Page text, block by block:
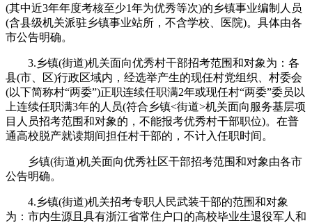
(其中近3年年度考核至少1年为优秀等次)的乡镇事业编制人员
(含县级机关派驻乡镇事业站所，不含学校、医院)。具体由各
市公告明确。
3.乡镇(街道)机关面向优秀村干部招考范围和对象为：各
县(市、区)行政区域内，经选举产生的现任村党组织、村委会
(以下简称村“两委”)正职连续任职满2年或现任村“两委”委员以
上连续任职满3年的人员(符合乡镇<街道>机关面向服务基层项
目人员招考范围和对象的，不能报考优秀村干部职位)。在普
通高校脱产就读期间担任村干部的，不计入任职时间。
乡镇(街道)机关面向优秀社区干部招考范围和对象由各市
公告明确。
4.乡镇(街道)机关招考专职人民武装干部的范围和对象
为：市内生源且具有浙江省常住户口的高校毕业生退役军人和